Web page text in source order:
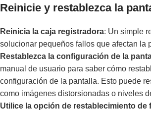
Reinicie y restablezca la
Reinicia la caja registradora: Un simple
solucionar pequeños fallos que afectan la
Restablezca la configuración de la
manual de usuario para saber cómo
configuración de la pantalla. Esto puede
como imágenes distorsionadas o niveles
Utilice la opción de restablecimiento de